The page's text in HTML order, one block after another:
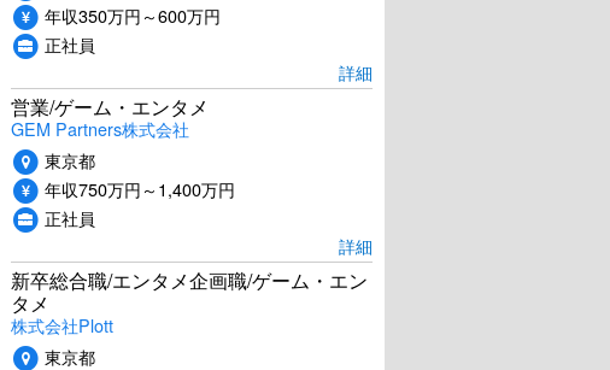
年収350万円～600万円
正社員
詳細
営業/ゲーム・エンタメ
GEM Partners株式会社
東京都
年収750万円～1,400万円
正社員
詳細
新卒総合職/エンタメ企画職/ゲーム・エン
タメ
株式会社Plott
東京都